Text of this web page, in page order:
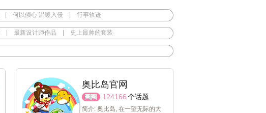
何以倾心 温暖入侵 行事轨迹
最新设计师作品 史上最帅的套装
奥比岛官网
124166个话题
简介: 奥比岛, 在一望无际的大